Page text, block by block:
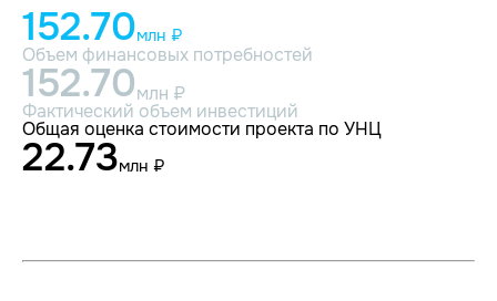
152.70млн ₽
Объем финансовых потребностей
152.70млн ₽
Фактический объем инвестиций
Общая оценка стоимости проекта по УНЦ
22.73млн ₽